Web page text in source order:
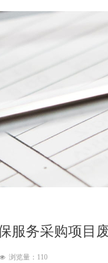
服务采购项目
넶 浏览量： 110